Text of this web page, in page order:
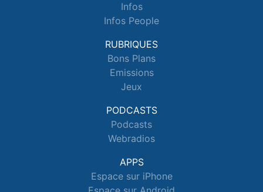
Infos
Infos People
RUBRIQUES
Bons Plans
Emissions
Jeux
PODCASTS
Podcasts
Webradios
APPS
Espace sur iPhone